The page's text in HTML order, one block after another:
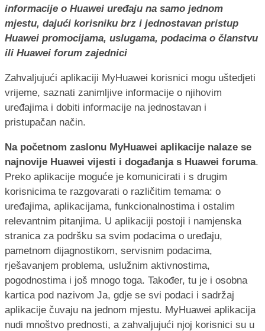
informacije o Huawei uređaju na samo jednom
mjestu, dajući korisniku brz i jednostavan pristup
Huawei promocijama, uslugama, podacima o članstvu
ili Huawei forum zajednici
Zahvaljujući aplikaciji MyHuawei korisnici mogu uštedjeti
vrijeme, saznati zanimljive informacije o njihovim
uređajima i dobiti informacije na jednostavan i
pristupačan način.
Na početnom zaslonu MyHuawei aplikacije nalaze se
najnovije Huawei vijesti i događanja s Huawei foruma.
Preko aplikacije moguće je komunicirati i s drugim
korisnicima te razgovarati o različitim temama: o
uređajima, aplikacijama, funkcionalnostima i ostalim
relevantnim pitanjima. U aplikaciji postoji i namjenska
stranica za podršku sa svim podacima o uređaju,
pametnom dijagnostikom, servisnim podacima,
rješavanjem problema, uslužnim aktivnostima,
pogodnostima i još mnogo toga. Također, tu je i osobna
kartica pod nazivom Ja, gdje se svi podaci i sadržaj
aplikacije čuvaju na jednom mjestu. MyHuawei aplikacija
nudi mnoštvo prednosti, a zahvaljujući njoj korisnici su u